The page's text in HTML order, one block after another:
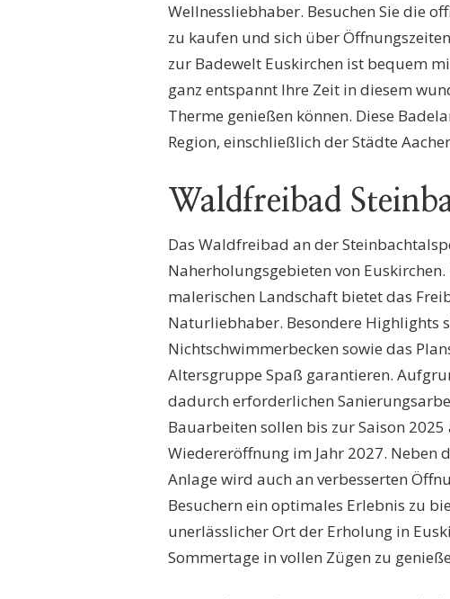
Wellnessliebhaber. Besuchen Sie die
zu kaufen und sich über
zur Badewelt Euskirchen ist bequem
ganz entspannt Ihre Zeit in diesem
Therme genießen können. Diese
Region, einschließlich der Städte
Waldfreibad
Das Waldfreibad an der
Naherholungsgebieten von
malerischen Landschaft bietet das
Naturliebhaber. Besondere Highlights
Nichtschwimmerbecken sowie das
Altersgruppe Spaß garantieren.
dadurch erforderlichen
Bauarbeiten sollen bis zur Saison
Wiedereröffnung im Jahr 2027. Neben
Anlage wird auch an verbesserten
Besuchern ein optimales Erlebnis zu
unerlässlicher Ort der Erholung in
Sommertage in vollen Zügen zu